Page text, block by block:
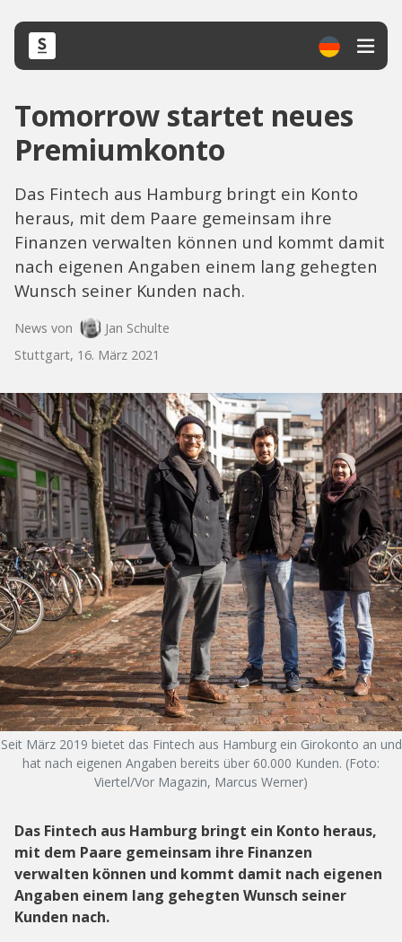
Tomorrow startet neues
Premiumkonto
Das Fintech aus Hamburg bringt ein Konto
heraus, mit dem Paare gemeinsam ihre
Finanzen verwalten können und kommt damit
nach eigenen Angaben einem lang gehegten
Wunsch seiner Kunden nach.
News von
Jan Schulte
Stuttgart, 16. März 2021
Seit März 2019 bietet das Fintech aus Hamburg ein Girokonto an und
hat nach eigenen Angaben bereits über 60.000 Kunden. (Foto:
Viertel/Vor Magazin, Marcus Werner)
Das Fintech aus Hamburg bringt ein Konto heraus,
mit dem Paare gemeinsam ihre Finanzen
verwalten können und kommt damit nach eigenen
Angaben einem lang gehegten Wunsch seiner
Kunden nach.